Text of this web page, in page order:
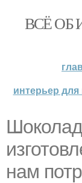
ВСЁ ОБ
интерьер
нам